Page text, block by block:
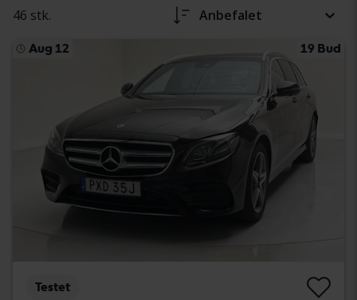
46 stk. Anbefalet
Aug 12 19 Bud
Testet